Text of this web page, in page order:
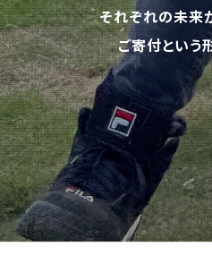
それぞれの未来
ご寄付という